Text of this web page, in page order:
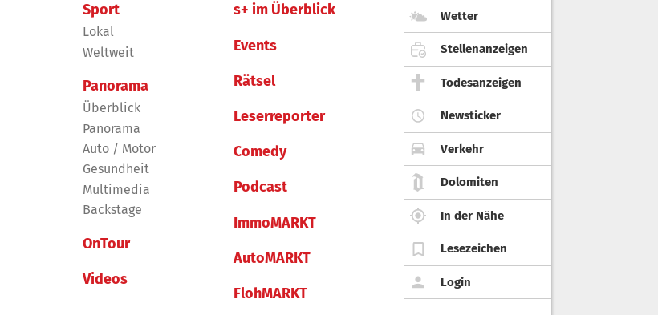
Sport
Lokal
Weltweit
Panorama
Überblick
Panorama
Auto / Motor
Gesundheit
Multimedia
Backstage
OnTour
Videos
s+ im Überblick
Events
Rätsel
Leserreporter
Comedy
Podcast
ImmoMARKT
AutoMARKT
FlohMARKT
Wetter
Stellenanzeigen
Todesanzeigen
Newsticker
Verkehr
Dolomiten
In der Nähe
Lesezeichen
Login